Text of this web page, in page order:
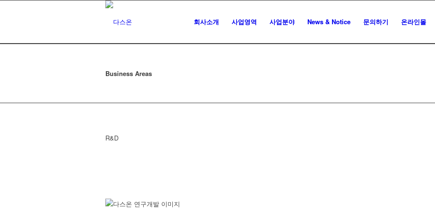
회사소개 사업영역 사업분야 News & Notice 문의하기 온라인몰
Business Areas
R&D